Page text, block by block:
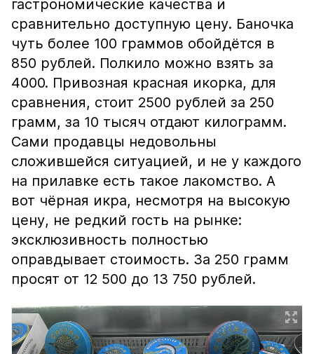
гастрономические качества и
сравнительно доступную цену. Баночка
чуть более 100 граммов обойдётся в
850 рублей. Полкило можно взять за
4000. Привозная красная икорка, для
сравнения, стоит 2500 рублей за 250
грамм, за 10 тысяч отдают килограмм.
Сами продавцы недовольны
сложившейся ситуацией, и не у каждого
на прилавке есть такое лакомство. А
вот чёрная икра, несмотря на высокую
цену, не редкий гость на рынке:
эксклюзивность полностью
оправдывает стоимость. За 250 грамм
просят от 12 500 до 13 750 рублей.